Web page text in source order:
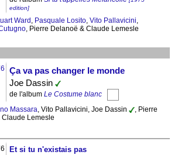
edition]
Ward , Pasquale Losito, Vito Pallavicini,
, Pierre Delanoë & Claude Lemesle
Ça va pas changer le monde
Joe Dassin
de l'album Le Costume blanc
Massara, Vito Pallavicini, Joe Dassin
, Pierre
Claude Lemesle
Et si tu n'existais pas